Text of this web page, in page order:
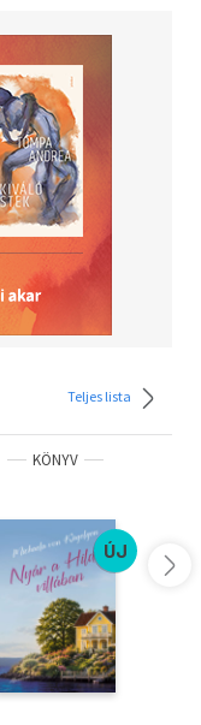
Teljes lista
KÖNYV
ÚJ